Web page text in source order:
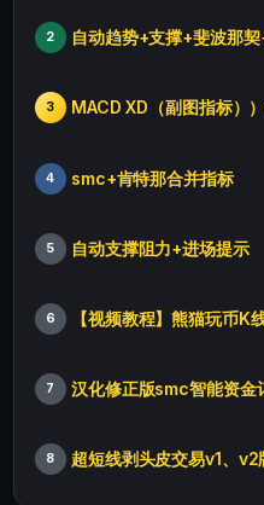
2 自动趋势+支撑+斐波那
3 MACD XD（副图指标）
4 smc+肯特那合并指标
5 自动支撑阻力+进场提示
6 【视频教程】熊猫玩币K
7 汉化修正版smc智能资金
8 超短线剥头皮交易v1、v2